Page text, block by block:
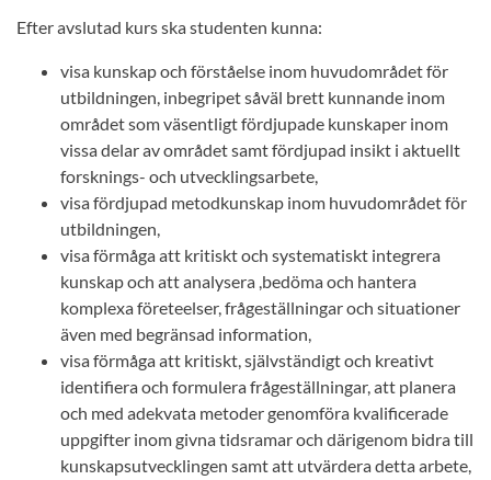
Efter avslutad kurs ska studenten kunna:
visa kunskap och förståelse inom huvudområdet för
utbildningen, inbegripet såväl brett kunnande inom
området som väsentligt fördjupade kunskaper inom
vissa delar av området samt fördjupad insikt i aktuellt
forsknings- och utvecklingsarbete,
visa fördjupad metodkunskap inom huvudområdet för
utbildningen,
visa förmåga att kritiskt och systematiskt integrera
kunskap och att analysera ,bedöma och hantera
komplexa företeelser, frågeställningar och situationer
även med begränsad information,
visa förmåga att kritiskt, självständigt och kreativt
identifiera och formulera frågeställningar, att planera
och med adekvata metoder genomföra kvalificerade
uppgifter inom givna tidsramar och därigenom bidra till
kunskapsutvecklingen samt att utvärdera detta arbete,